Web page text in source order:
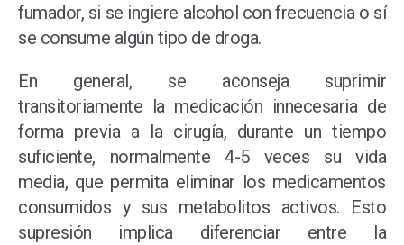
fumador, si se ingiere alcohol con frecuencia o sí
se consume algún tipo de droga.
En general, se aconseja suprimir
transitoriamente la medicación innecesaria de
forma previa a la cirugía, durante un tiempo
suficiente, normalmente 4-5 veces su vida
media, que permita eliminar los medicamentos
consumidos y sus metabolitos activos. Esto
supresión implica diferenciar entre la